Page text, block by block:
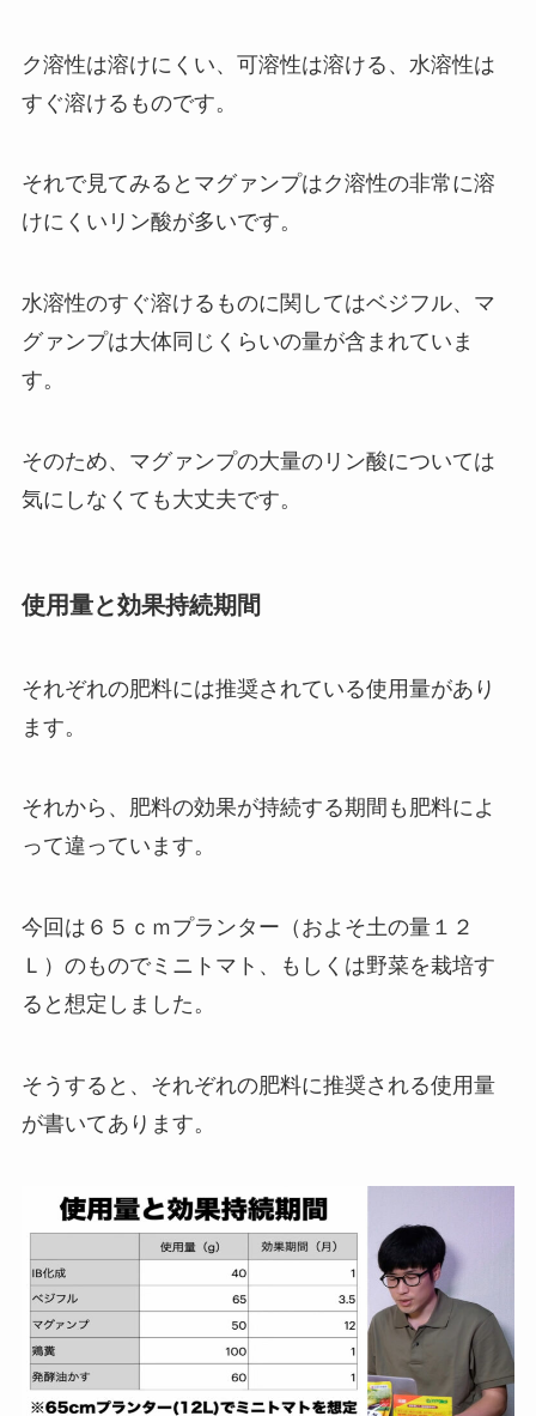
ク溶性は溶けにくい、可溶性は溶ける、水溶性は
すぐ溶けるものです。
それで見てみるとマグァンプはク溶性の非常に溶
けにくいリン酸が多いです。
水溶性のすぐ溶けるものに関してはベジフル、マ
グァンプは大体同じくらいの量が含まれていま
す。
そのため、マグァンプの大量のリン酸については
気にしなくても大丈夫です。
使用量と効果持続期間
それぞれの肥料には推奨されている使用量があり
ます。
それから、肥料の効果が持続する期間も肥料によ
って違っています。
今回は６５ｃｍプランター（およそ土の量１２
Ｌ）のものでミニトマト、もしくは野菜を栽培す
ると想定しました。
そうすると、それぞれの肥料に推奨される使用量
が書いてあります。